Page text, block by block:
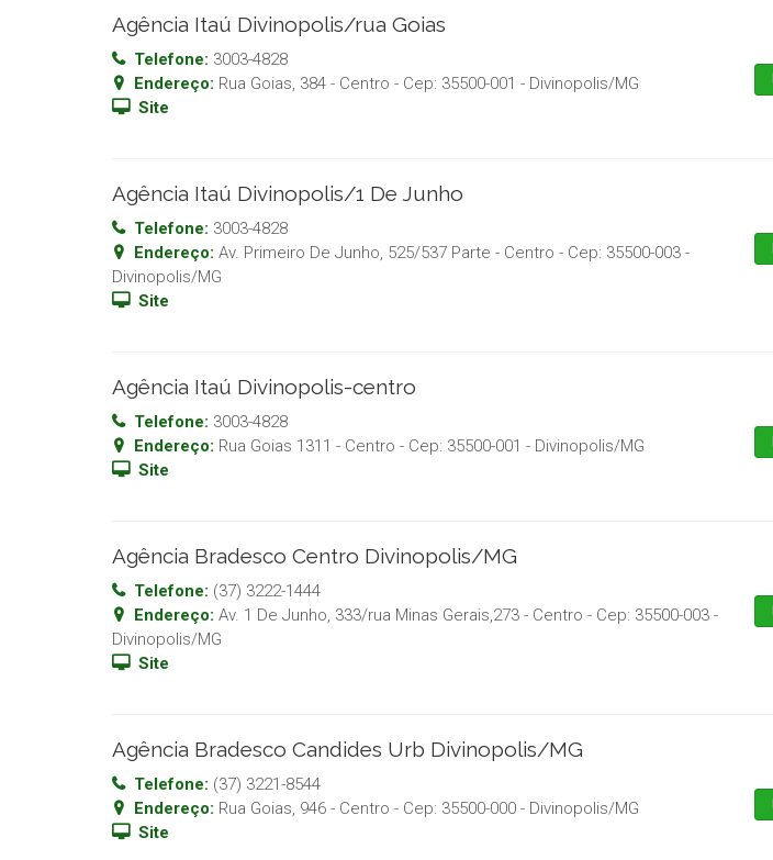
Agência Itaú Divinopolis/rua Goias
Telefone: 3003-4828
Endereço: Rua Goias, 384 - Centro - Cep: 35500-001 - Divinopolis/MG
Site
Agência Itaú Divinopolis/1 De Junho
Telefone: 3003-4828
Endereço: Av. Primeiro De Junho, 525/537 Parte - Centro - Cep: 35500-003 -
Divinopolis/MG
Site
Agência Itaú Divinopolis-centro
Telefone: 3003-4828
Endereço: Rua Goias 1311 - Centro - Cep: 35500-001 - Divinopolis/MG
Site
Agência Bradesco Centro Divinopolis/MG
Telefone: (37) 3222-1444
Endereço: Av. 1 De Junho, 333/rua Minas Gerais,273 - Centro - Cep: 35500-003 -
Divinopolis/MG
Site
Agência Bradesco Candides Urb Divinopolis/MG
Telefone: (37) 3221-8544
Endereço: Rua Goias, 946 - Centro - Cep: 35500-000 - Divinopolis/MG
Site